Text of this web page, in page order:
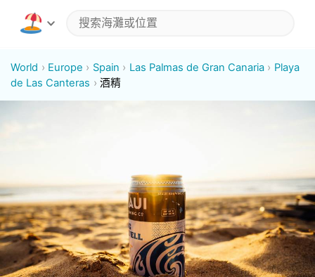
World Europe Spain Las Palmas de Gran Canaria
Playa
de Las Canteras
酒精